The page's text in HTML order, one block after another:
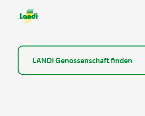
LANDI Genossenschaft finden